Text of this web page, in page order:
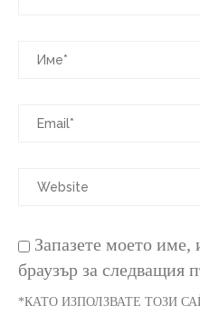
Запазете моето име,
браузър за следващия
*КАТО ИЗПОЛЗВАТЕ ТОЗИ